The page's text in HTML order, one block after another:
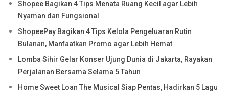
Shopee Bagikan 4 Tips Menata Ruang Kecil agar Lebih
Nyaman dan Fungsional
ShopeePay Bagikan 4 Tips Kelola Pengeluaran Rutin
Bulanan, Manfaatkan Promo agar Lebih Hemat
Lomba Sihir Gelar Konser Ujung Dunia di Jakarta, Rayakan
Perjalanan Bersama Selama 5 Tahun
Home Sweet Loan The Musical Siap Pentas, Hadirkan 5 Lagu